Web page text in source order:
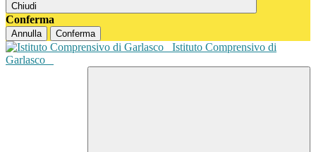
Chiudi
Conferma
Annulla Conferma
Istituto Comprensivo di
Garlasco